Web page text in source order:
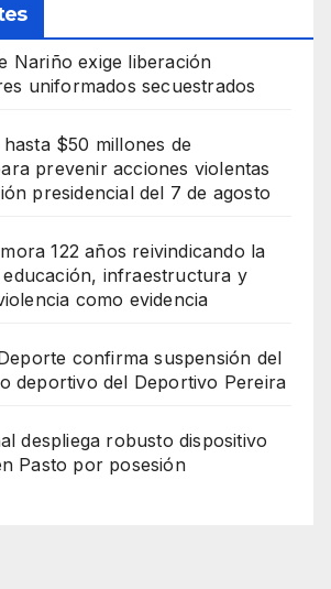
Nariño exige liberación
uniformados secuestrados
$50 millones de
prevenir acciones violentas
presidencial del 7 de agosto
122 años reivindicando la
infraestructura y
como evidencia
confirma suspensión del
deportivo del Deportivo Pereira
despliega robusto dispositivo
Pasto por posesión